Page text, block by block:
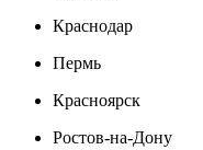
Краснодар
Пермь
Красноярск
Ростов-на-Дону